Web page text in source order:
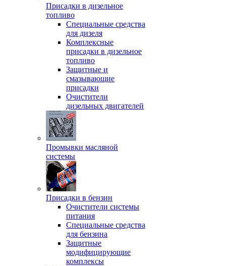
Присадки в дизельное
топливо
Спeциальные средства
для дизеля
Комплексные
присадки в дизельное
топливо
Защитные и
смазывающие
присадки
Очистители
дизельных двигателей
Промывки масляной
системы
Присадки в бензин
Очистители системы
питания
Специальные срeдства
для бензина
Защитные
модифицирующие
комплексы